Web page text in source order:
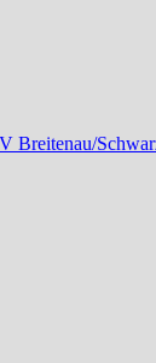
Breitenau/